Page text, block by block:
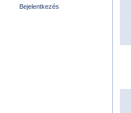
Bejelentkezés